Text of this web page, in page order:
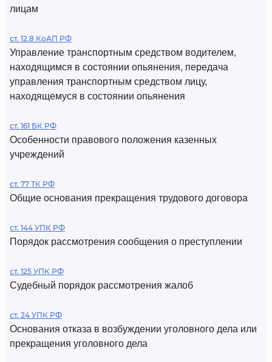
лицам
ст. 12.8 КоАП РФ
Управление транспортным средством водителем,
находящимся в состоянии опьянения, передача
управления транспортным средством лицу,
находящемуся в состоянии опьянения
ст. 161 БК РФ
Особенности правового положения казенных
учреждений
ст. 77 ТК РФ
Общие основания прекращения трудового договора
ст. 144 УПК РФ
Порядок рассмотрения сообщения о преступлении
ст. 125 УПК РФ
Судебный порядок рассмотрения жалоб
ст. 24 УПК РФ
Основания отказа в возбуждении уголовного дела или
прекращения уголовного дела